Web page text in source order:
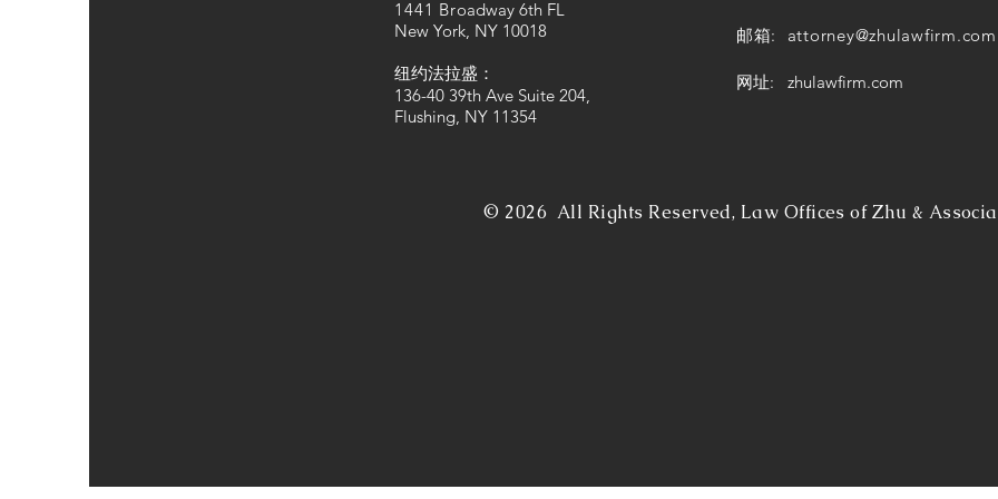
1441 Broadway 6th FL
New York, NY 10018
纽约法拉盛：
136-40 39th Ave Suite 204,
Flushing, NY 11354
邮箱: attorney@zhulawfirm.com
网址: zhulawfirm.com
© 2026 All Rights Reserved, Law Offices of Zhu &